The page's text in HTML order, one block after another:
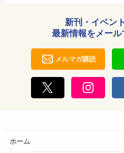
新刊・イベン
最新情報をメール
メルマガ購読
ホーム